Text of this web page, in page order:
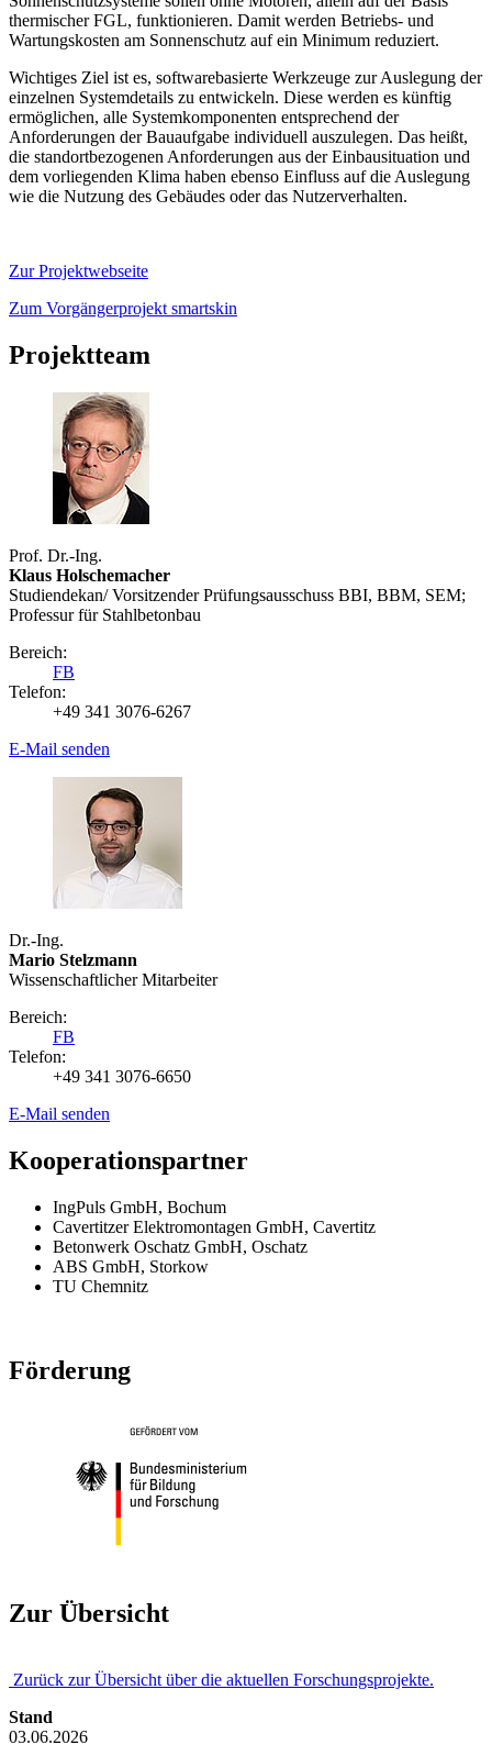
thermischer FGL, funktionieren. Damit werden Betriebs- und
Wartungskosten am Sonnenschutz auf ein Minimum reduziert.
Wichtiges Ziel ist es, softwarebasierte Werkzeuge zur Auslegung der
einzelnen Systemdetails zu entwickeln. Diese werden es künftig
ermöglichen, alle Systemkomponenten entsprechend der
Anforderungen der Bauaufgabe individuell auszulegen. Das heißt,
die standortbezogenen Anforderungen aus der Einbausituation und
dem vorliegenden Klima haben ebenso Einfluss auf die Auslegung
wie die Nutzung des Gebäudes oder das Nutzerverhalten.
Zur Projektwebseite
Zum Vorgängerprojekt smartskin
Projektteam
Prof. Dr.-Ing.
Klaus Holschemacher
Studiendekan/ Vorsitzender Prüfungsausschuss BBI, BBM, SEM;
Professur für Stahlbetonbau
Bereich:
FB
Telefon:
+49 341 3076-6267
E-Mail senden
Dr.-Ing.
Mario Stelzmann
Wissenschaftlicher Mitarbeiter
Bereich:
FB
Telefon:
+49 341 3076-6650
E-Mail senden
Kooperationspartner
IngPuls GmbH, Bochum
Cavertitzer Elektromontagen GmbH, Cavertitz
Betonwerk Oschatz GmbH, Oschatz
ABS GmbH, Storkow
TU Chemnitz
Förderung
Zur Übersicht
Zurück zur Übersicht über die aktuellen Forschungsprojekte.
Stand
03.06.2026